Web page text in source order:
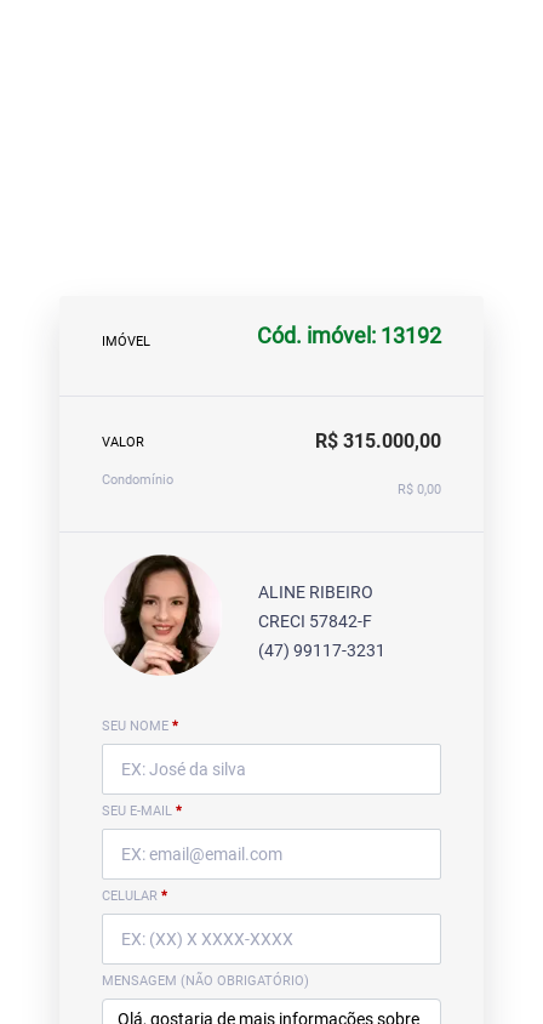
IMÓVEL Cód. imóvel: 13192
VALOR R$ 315.000,00
Condomínio
R$ 0,00
ALINE RIBEIRO
CRECI 57842-F
(47) 99117-3231
SEU NOME *
SEU E-MAIL *
CELULAR *
MENSAGEM (NÃO OBRIGATÓRIO)